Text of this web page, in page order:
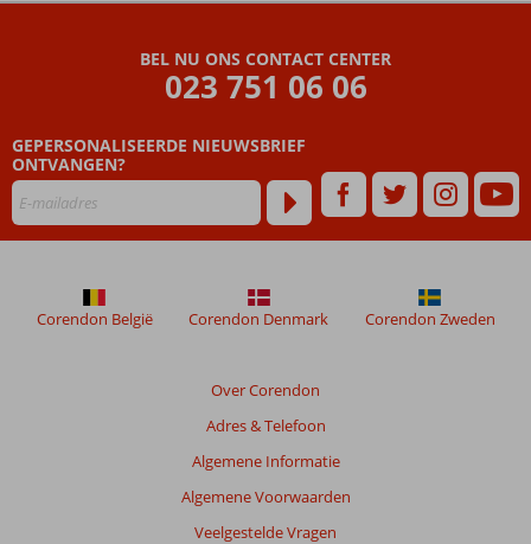
na
hun
verblijf
in
BEL NU ONS CONTACT CENTER
023 751 06 06
GEPERSONALISEERDE NIEUWSBRIEF
ONTVANGEN?
Over Corendon
Adres & Telefoon
Algemene Informatie
Algemene Voorwaarden
Veelgestelde Vragen
Corendon België Corendon Denmark Corendon Zweden